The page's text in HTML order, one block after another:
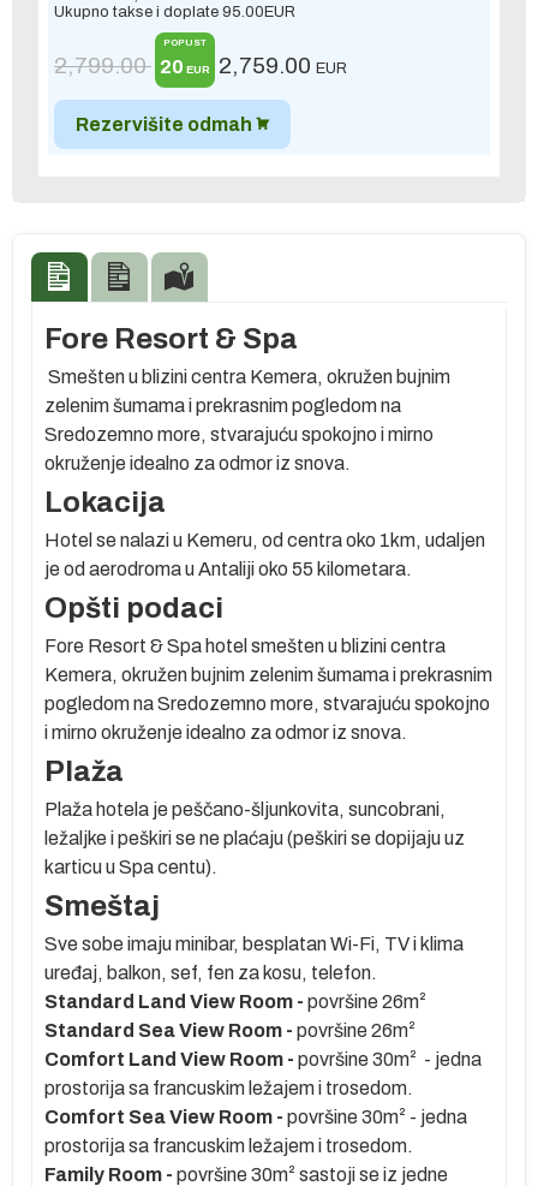
Ukupno takse i doplate 95.00EUR
2,799.00
POPUST
20 EUR 2,759.00 EUR
Rezervišite odmah
Fore Resort & Spa
Smešten u blizini centra Kemera, okružen bujnim
zelenim šumama i prekrasnim pogledom na
Sredozemno more, stvarajuću spokojno i mirno
okruženje idealno za odmor iz snova.
Lokacija
Hotel se nalazi u Kemeru, od centra oko 1km, udaljen
je od aerodroma u Antaliji oko 55 kilometara.
Opšti podaci
Fore Resort & Spa hotel smešten u blizini centra
Kemera, okružen bujnim zelenim šumama i prekrasnim
pogledom na Sredozemno more, stvarajuću spokojno
i mirno okruženje idealno za odmor iz snova.
Plaža
Plaža hotela je peščano-šljunkovita, suncobrani,
ležaljke i peškiri se ne plaćaju (peškiri se dopijaju uz
karticu u Spa centu).
Smeštaj
Sve sobe imaju minibar, besplatan Wi-Fi, TV i klima
uređaj, balkon, sef, fen za kosu, telefon.
Standard Land View Room - površine 26m²
Standard Sea View Room - površine 26m²
Comfort Land View Room - površine 30m² - jedna
prostorija sa francuskim ležajem i trosedom.
Comfort Sea View Room - površine 30m² - jedna
prostorija sa francuskim ležajem i trosedom.
Family Room - površine 30m² sastoji se iz jedne